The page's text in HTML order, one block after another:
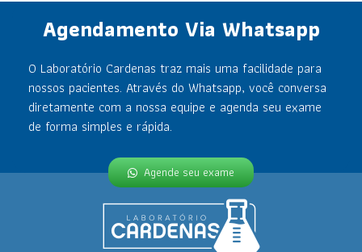
Agendamento Via Whatsapp
O Laboratório Cardenas traz mais uma facilidade para
nossos pacientes. Através do Whatsapp, você conversa
diretamente com a nossa equipe e agenda seu exame
de forma simples e rápida.
Agende seu exame